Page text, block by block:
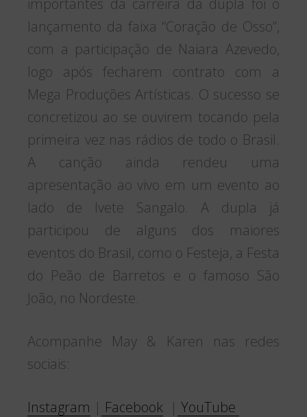
lançamento da faixa “Coração de Osso”,
com a participação de Naiara Azevedo,
logo após fecharem contrato com a
Mega Produções Artísticas. O sucesso se
concretizou ao se ouvirem tocando pela
primeira vez nas rádios de todo o Brasil.
A canção ainda rendeu uma
apresentação ao vivo em um evento ao
lado de Ivete Sangalo. A dupla já
participou de alguns dos maiores
eventos do Brasil, como o Festeja, a Festa
do Peão de Barretos e o famoso São
João, no Nordeste.
Acompanhe May & Karen nas redes
sociais:
Instagram | Facebook | YouTube